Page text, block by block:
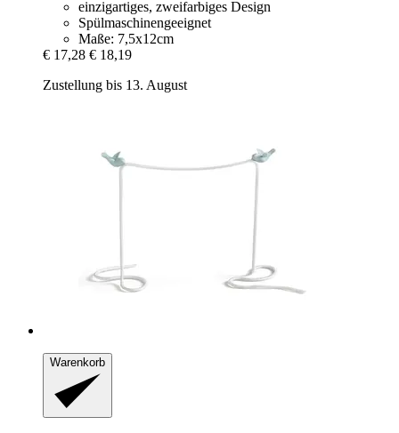
einzigartiges, zweifarbiges Design
Spülmaschinengeeignet
Maße: 7,5x12cm
€ 17,28 € 18,19
Zustellung bis 13. August
Warenkorb